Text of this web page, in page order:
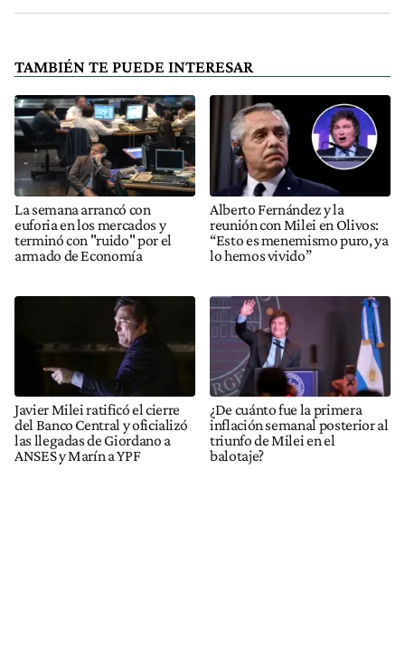
TAMBIÉN TE PUEDE INTERESAR
La semana arrancó con
euforia en los mercados y
terminó con "ruido" por el
armado de Economía
Alberto Fernández y la
reunión con Milei en Olivos:
“Esto es menemismo puro, ya
lo hemos vivido”
Javier Milei ratificó el cierre
del Banco Central y oficializó
las llegadas de Giordano a
ANSES y Marín a YPF
¿De cuánto fue la primera
inflación semanal posterior al
triunfo de Milei en el
balotaje?